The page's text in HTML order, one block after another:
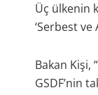
Üç ülkenin
‘Serbest ve
Bakan Kişi,
GSDF’nin